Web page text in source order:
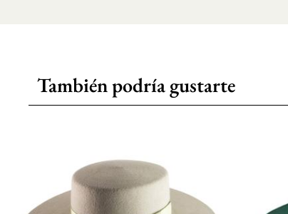
También podría gustarte